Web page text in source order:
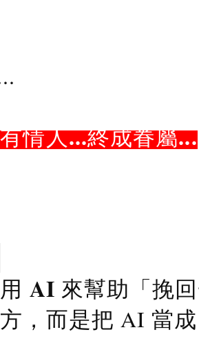
情人...終成眷屬...
AI 來幫助「挽
，而是把 AI 當